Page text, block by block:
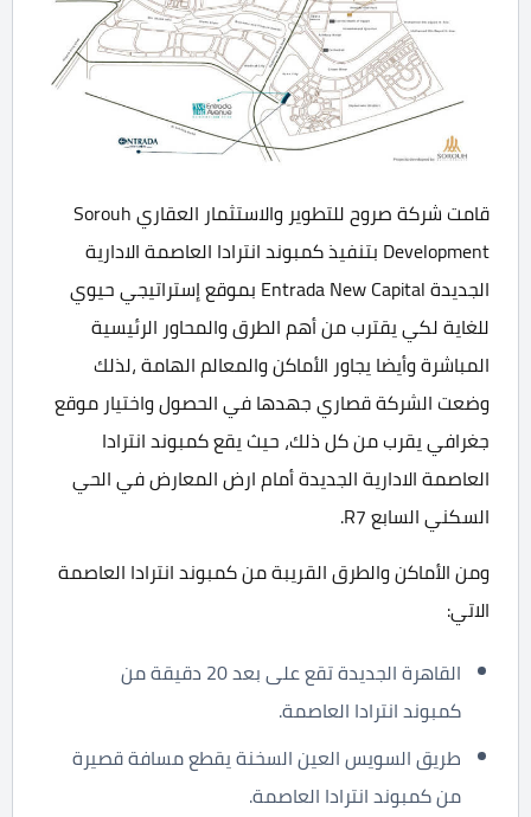
قامت شركة صروح للتطوير والاستثمار العقاري Sorouh
Development بتنفيذ كمبوند انترادا العاصمة الادارية
الجديدة Entrada New Capital بموقع إستراتيجي حيوي
للغاية لكي يقترب من أهم الطرق والمحاور الرئيسية
المباشرة وأيضا يجاور الأماكن والمعالم الهامة ،لذلك
وضعت الشركة قصاري جهدها في الحصول واختيار موقع
جغرافي يقرب من كل ذلك، حيث يقع كمبوند انترادا
العاصمة الادارية الجديدة أمام ارض المعارض في الحي
السكني السابع R7.
ومن الأماكن والطرق القريبة من كمبوند انترادا العاصمة
الاتي:
القاهرة الجديدة تقع على بعد 20 دقيقة من
كمبوند انترادا العاصمة.
طريق السويس العين السخنة يقطع مسافة قصيرة
من كمبوند انترادا العاصمة.